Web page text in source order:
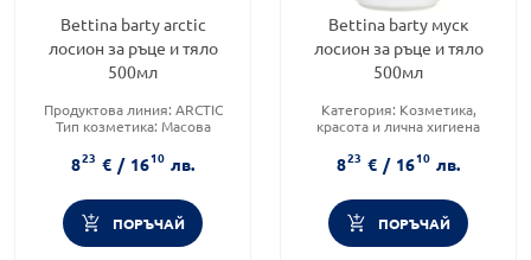
Bettina barty arctic
лосион за ръце и тяло
500мл
Продуктова линия: ARCTIC
Тип козметика: Масова
Функционалност:
Хидратация
823 € / 1610 лв.
ПОРЪЧАЙ
Bettina barty муск
лосион за ръце и тяло
500мл
Категория: Козметика,
красота и лична хигиена
Функционалност:
Хидратация
823 € / 1610 лв.
ПОРЪЧАЙ